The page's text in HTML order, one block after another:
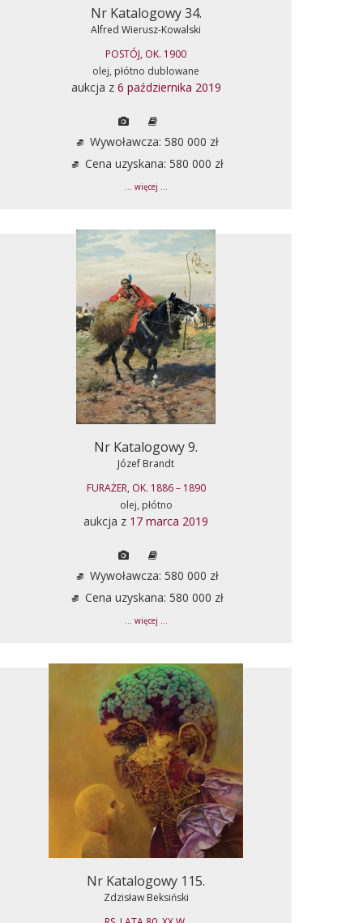
Nr Katalogowy 34.
Alfred Wierusz-Kowalski
POSTÓJ, OK. 1900
olej, płótno dublowane
aukcja z 6 października 2019
Wywoławcza: 580 000 zł
Cena uzyskana: 580 000 zł
... więcej ...
Nr Katalogowy 9.
Józef Brandt
FURAŻER, OK. 1886 – 1890
olej, płótno
aukcja z 17 marca 2019
Wywoławcza: 580 000 zł
Cena uzyskana: 580 000 zł
... więcej ...
Nr Katalogowy 115.
Zdzisław Beksiński